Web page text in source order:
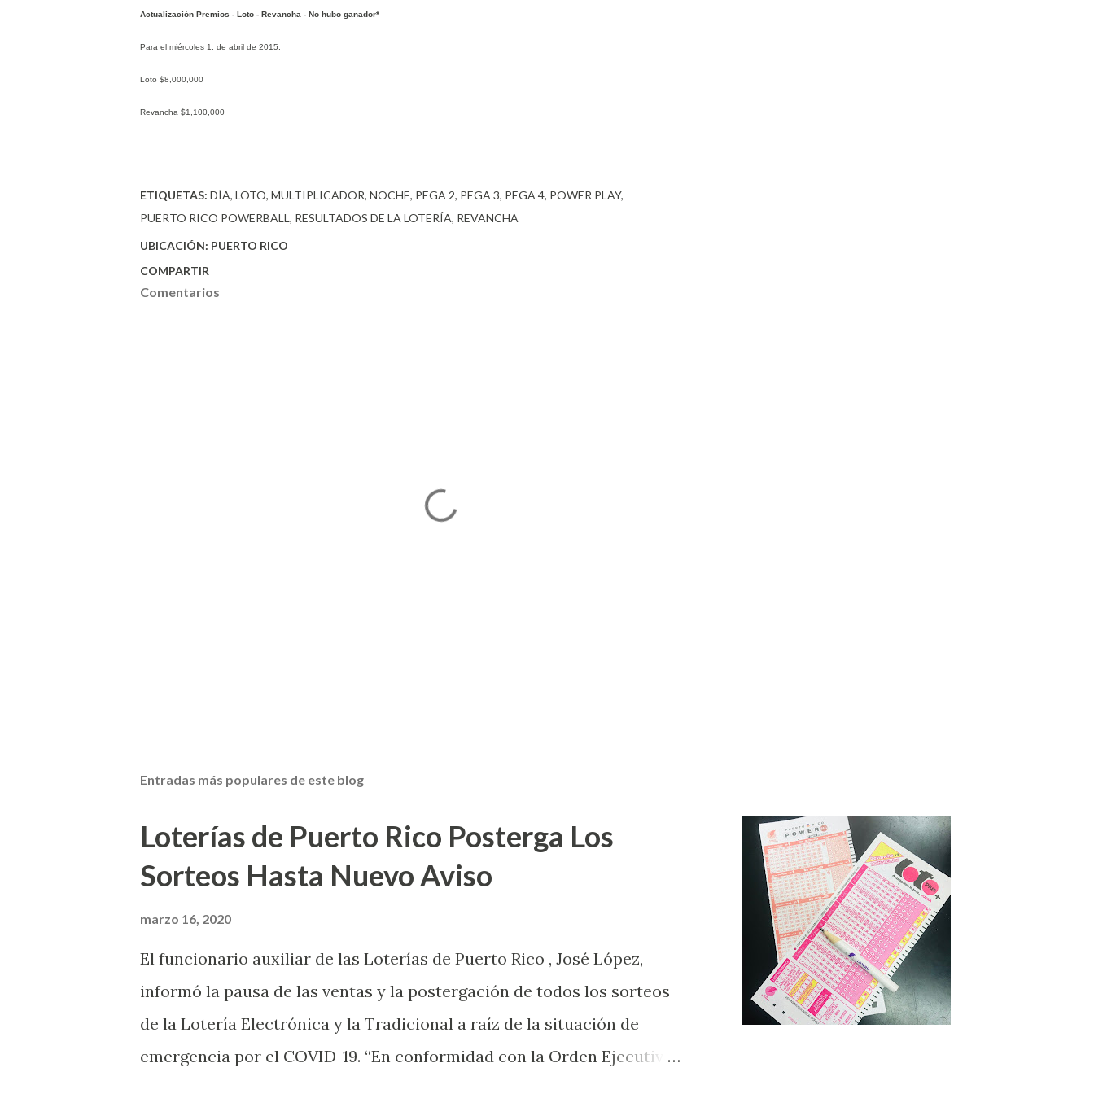
Actualización Premios - Loto - Revancha - No hubo ganador*
Para el miércoles 1, de abril de 2015.
Loto $8,000,000
Revancha $1,100,000
ETIQUETAS: DÍA LOTO MULTIPLICADOR NOCHE PEGA 2 PEGA 3 PEGA 4 POWER PLAY
PUERTO RICO POWERBALL
RESULTADOS DE LA LOTERÍA REVANCHA
UBICACIÓN: PUERTO RICO
COMPARTIR
Comentarios
Entradas más populares de este blog
Loterías de Puerto Rico Posterga Los
Sorteos Hasta Nuevo Aviso
marzo 16, 2020
El funcionario auxiliar de las Loterías de Puerto Rico , José López,
informó la pausa de las ventas y la postergación de todos los sorteos
de la Lotería Electrónica y la Tradicional a raíz de la situación de
emergencia por el COVID-19. “En conformidad con la Orden Ejecutiva